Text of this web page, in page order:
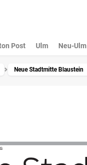
Post Ulm Neu-Ulm
Neue Stadtmitte Blaustein